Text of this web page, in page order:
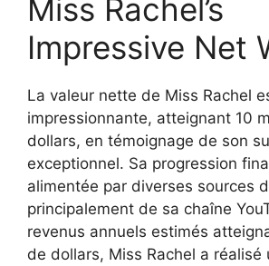
Miss Rachel’s
Impressive Net
La valeur nette de Miss Rachel
impressionnante, atteignant 10
dollars, en témoignage de son
exceptionnel. Sa progression
alimentée par diverses sources
principalement de sa chaîne
revenus annuels estimés
de dollars, Miss Rachel a réalisé